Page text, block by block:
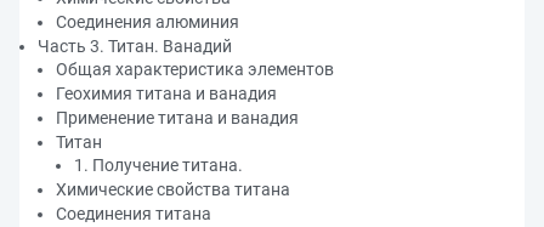
Соединения алюминия
Часть 3. Титан. Ванадий
Общая характеристика элементов
Геохимия титана и ванадия
Применение титана и ванадия
Титан
1. Получение титана.
Химические свойства титана
Соединения титана